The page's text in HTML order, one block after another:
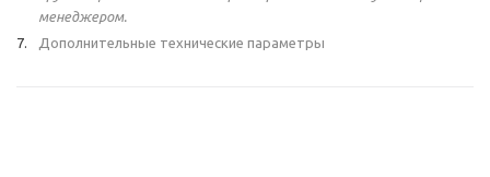
менеджером.
Дополнительные технические параметры